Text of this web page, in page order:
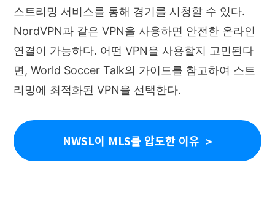
스트리밍 서비스를 통해 경기를 시청할 수 있다.
NordVPN과 같은 VPN을 사용하면 안전한 온라인
연결이 가능하다. 어떤 VPN을 사용할지 고민된다
면, World Soccer Talk의 가이드를 참고하여 스트
리밍에 최적화된 VPN을 선택한다.
NWSL이 MLS를 압도한 이유